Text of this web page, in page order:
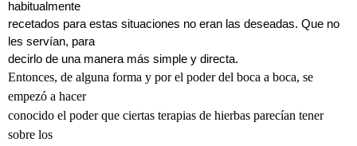
habitualmente
recetados para estas situaciones no eran las deseadas. Que no
les servían, para
decirlo de una manera más simple y directa.
Entonces, de alguna forma y por el poder del boca a boca, se
empezó a hacer
conocido el poder que ciertas terapias de hierbas parecían tener
sobre los